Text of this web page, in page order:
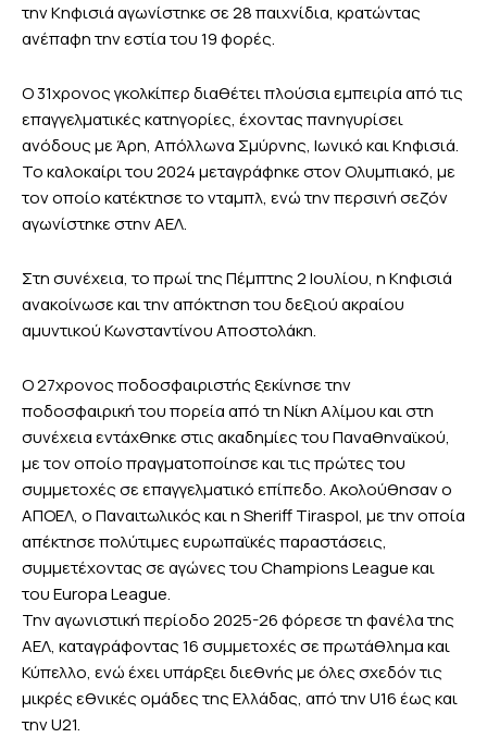
την Κηφισιά αγωνίστηκε σε 28 παιχνίδια, κρατώντας
ανέπαφη την εστία του 19 φορές.
Ο 31χρονος γκολκίπερ διαθέτει πλούσια εμπειρία από τις
επαγγελματικές κατηγορίες, έχοντας πανηγυρίσει
ανόδους με Άρη, Απόλλωνα Σμύρνης, Ιωνικό και Κηφισιά.
Το καλοκαίρι του 2024 μεταγράφηκε στον Ολυμπιακό, με
τον οποίο κατέκτησε το νταμπλ, ενώ την περσινή σεζόν
αγωνίστηκε στην ΑΕΛ.
Στη συνέχεια, το πρωί της Πέμπτης 2 Ιουλίου, η Κηφισιά
ανακοίνωσε και την απόκτηση του δεξιού ακραίου
αμυντικού Κωνσταντίνου Αποστολάκη.
Ο 27χρονος ποδοσφαιριστής ξεκίνησε την
ποδοσφαιρική του πορεία από τη Νίκη Αλίμου και στη
συνέχεια εντάχθηκε στις ακαδημίες του Παναθηναϊκού,
με τον οποίο πραγματοποίησε και τις πρώτες του
συμμετοχές σε επαγγελματικό επίπεδο. Ακολούθησαν ο
ΑΠΟΕΛ, ο Παναιτωλικός και η Sheriff Tiraspol, με την οποία
απέκτησε πολύτιμες ευρωπαϊκές παραστάσεις,
συμμετέχοντας σε αγώνες του Champions League και
του Europa League.
Την αγωνιστική περίοδο 2025-26 φόρεσε τη φανέλα της
ΑΕΛ, καταγράφοντας 16 συμμετοχές σε πρωτάθλημα και
Κύπελλο, ενώ έχει υπάρξει διεθνής με όλες σχεδόν τις
μικρές εθνικές ομάδες της Ελλάδας, από την U16 έως και
την U21.